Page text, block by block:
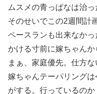
ムスメの青っぱなは治
そのせいでこの2週間計
ペースランも出来なか
かける寸前に嫁ちゃんか
まぁ、家庭優先。仕方な
嫁ちゃんテーパリング
がする。行っているのか